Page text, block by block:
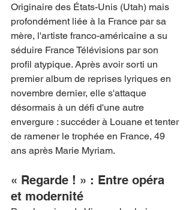
Originaire des États-Unis (Utah) mais
profondément liée à la France par sa
mère, l'artiste franco-américaine a su
séduire France Télévisions par son
profil atypique. Après avoir sorti un
premier album de reprises lyriques en
novembre dernier, elle s'attaque
désormais à un défi d'une autre
envergure : succéder à Louane et tenter
de ramener le trophée en France, 49
ans après Marie Myriam.
« Regarde ! » : Entre opéra
et modernité